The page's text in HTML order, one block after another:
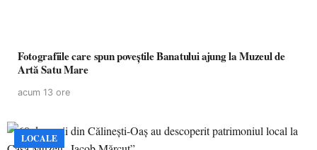
Fotografiile care spun poveștile Banatului ajung la Muzeul de
Artă Satu Mare
acum 13 ore
LOCALE